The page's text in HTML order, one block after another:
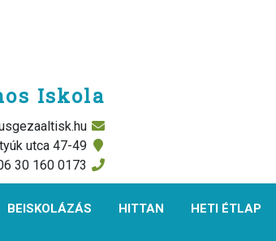
Iskola
utca 47-49
30 160 0173
BEISKOLÁZÁS HITTAN HETI ÉTLAP